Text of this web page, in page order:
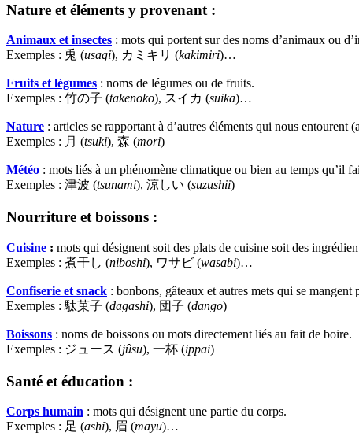
Nature et éléments y provenant :
Animaux et insectes : mots qui portent sur des noms d’animaux ou
Exemples : 兎 (usagi), カミキリ (kakimiri)…
Fruits et légumes : noms de légumes ou de fruits.
Exemples : 竹の子 (takenoko), スイカ (suika)…
Nature : articles se rapportant à d’autres éléments qui nous entourent
Exemples : 月 (tsuki), 森 (mori)
Météo : mots liés à un phénomène climatique ou bien au temps qu’il
Exemples : 津波 (tsunami), 涼しい (suzushii)
Nourriture et boissons :
Cuisine : mots qui désignent soit des plats de cuisine soit des
Exemples : 煮干し (niboshi), ワサビ (wasabi)…
Confiserie et snack : bonbons, gâteaux et autres mets qui se mangent
Exemples : 駄菓子 (dagashi), 団子 (dango)
Boissons : noms de boissons ou mots directement liés au fait de boire.
Exemples : ジュース (jûsu), 一杯 (ippai)
Santé et éducation :
Corps humain : mots qui désignent une partie du corps.
Exemples : 足 (ashi), 眉 (mayu)…